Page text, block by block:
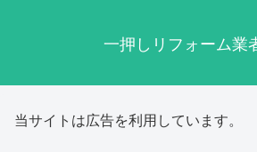
一押しリフォーム業
当サイトは広告を利用しています。